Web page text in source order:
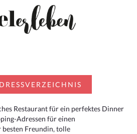
Restaurant für ein perfektes Dinner
Adressen für einen
Freundin, tolle